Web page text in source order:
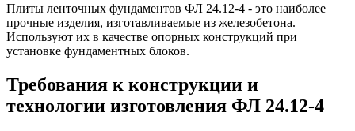
Плиты ленточных фундаментов ФЛ 24.12-4 - это наиболее
прочные изделия, изготавливаемые из железобетона.
Используют их в качестве опорных конструкций при
установке фундаментных блоков.
Требования к конструкции и
технологии изготовления ФЛ 24.12-4